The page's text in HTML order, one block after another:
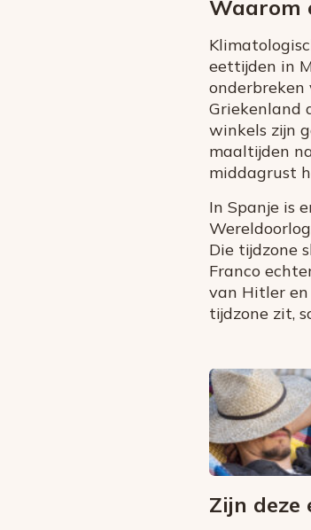
Waarom
eettijden in
onderbreken
Griekenland
winkels zijn
maaltijden
middagrust
In Spanje is
Die tijdzone
Franco
van Hitler en
tijdzone zit,
Zijn